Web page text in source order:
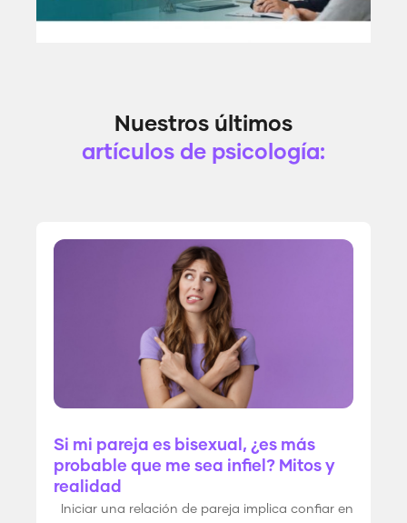
Nuestros últimos
artículos de psicología:
Si mi pareja es bisexual, ¿es más
probable que me sea infiel? Mitos y
realidad
Iniciar una relación de pareja implica confiar en